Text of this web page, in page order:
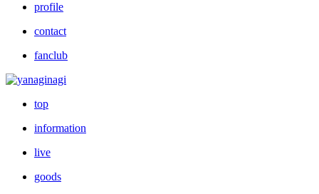
profile
contact
fanclub
top
information
live
goods